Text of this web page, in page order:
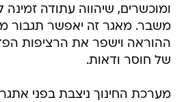
ומוכשרים, שיהווה עתודה
משבר. מאגר זה יאפשר תגבור
ההוראה וישפר את הרציפות
של חוסר ודאות.
מערכת החינוך ניצבת בפני